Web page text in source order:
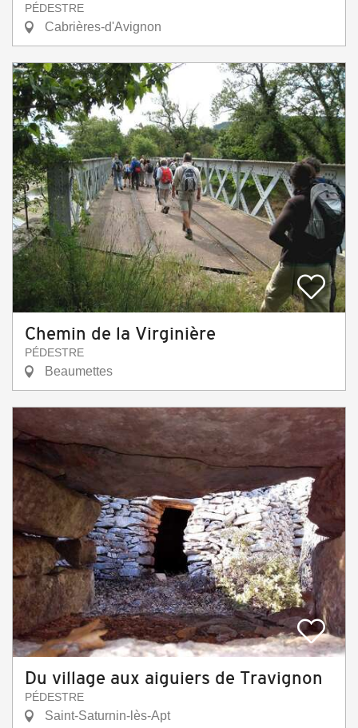
PÉDESTRE
Cabrières-d'Avignon
Chemin de la Virginière
PÉDESTRE
Beaumettes
Du village aux aiguiers de Travignon
PÉDESTRE
Saint-Saturnin-lès-Apt